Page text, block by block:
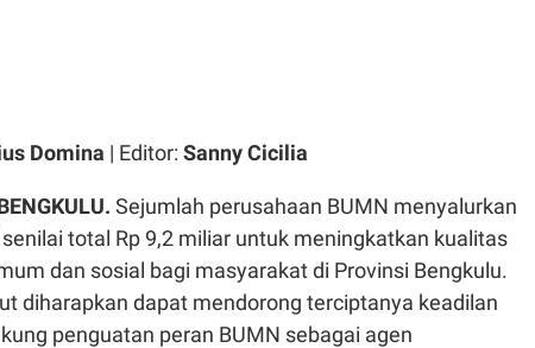
Domina | Editor: Sanny Cicilia
Sejumlah perusahaan BUMN menyalurkan
total Rp 9,2 miliar untuk meningkatkan kualitas
dan sosial bagi masyarakat di Provinsi Bengkulu.
diharapkan dapat mendorong terciptanya keadilan
penguatan peran BUMN sebagai agen